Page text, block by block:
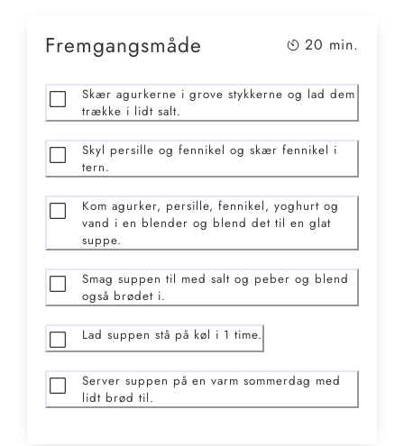
Fremgangsmåde 20 min.
Skær agurkerne i grove stykkerne og lad dem
trække i lidt salt.
Skyl persille og fennikel og skær fennikel i
tern.
Kom agurker, persille, fennikel, yoghurt og
vand i en blender og blend det til en glat
suppe.
Smag suppen til med salt og peber og blend
også brødet i.
Lad suppen stå på køl i 1 time.
Server suppen på en varm sommerdag med
lidt brød til.